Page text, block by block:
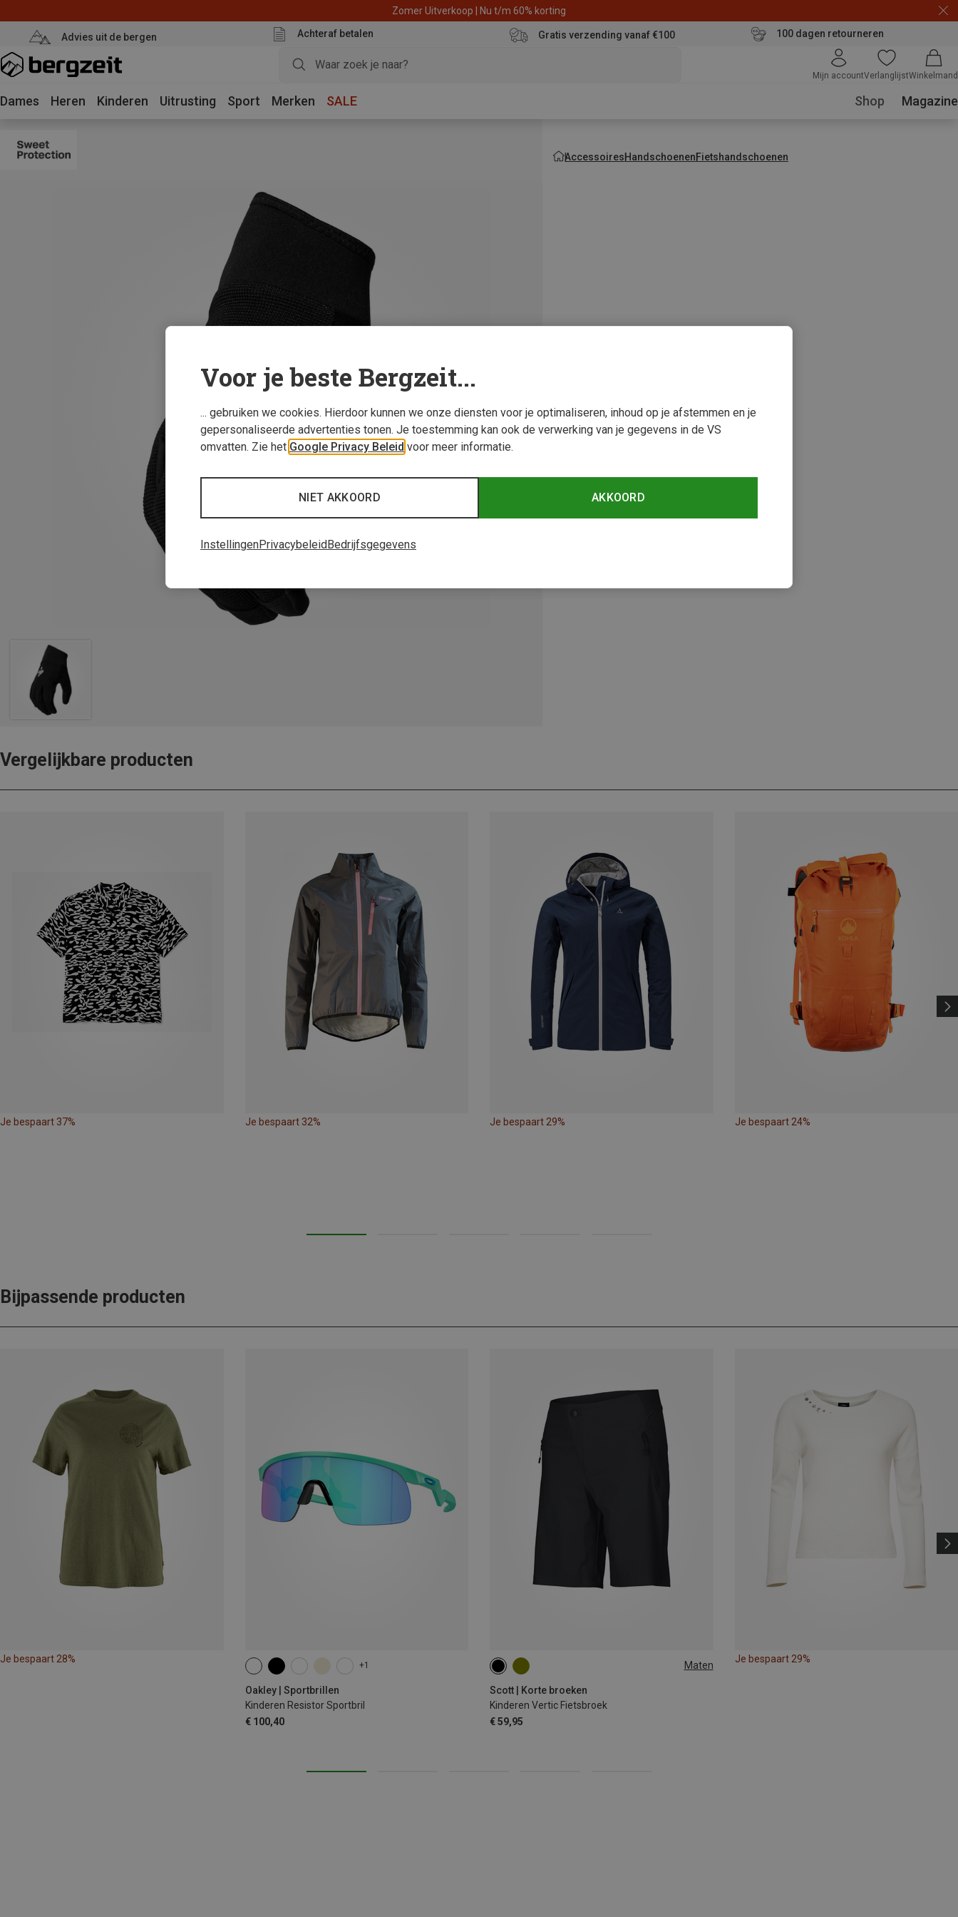
Zomer Uitverkoop | Nu t/m 60% korting
Advies uit de bergen Achteraf betalen Gratis verzending vanaf €100 100 dagen retourneren
Mijn accountVerlanglijstWinkelmand
Dames Heren Kinderen Uitrusting Sport Merken SALE Shop Magazine
AccessoiresHandschoenenFietshandschoenen
Vergelijkbare producten
Je bespaart 37% Je bespaart 32% Je bespaart 29% Je bespaart 24%
Bijpassende producten
Je bespaart 28%
+1
Oakley | Sportbrillen
Kinderen Resistor Sportbril
€ 100,40
Maten
Scott | Korte broeken
Kinderen Vertic Fietsbroek
€ 59,95
140
Je bespaart 29%
Voor je beste Bergzeit...
... gebruiken we cookies. Hierdoor kunnen we onze diensten voor je optimaliseren, inhoud op je afstemmen en je
gepersonaliseerde advertenties tonen. Je toestemming kan ook de verwerking van je gegevens in de VS
omvatten. Zie het Google Privacy Beleid voor meer informatie.
AKKOORD
NIET AKKOORD
InstellingenPrivacybeleid Bedrijfsgegevens